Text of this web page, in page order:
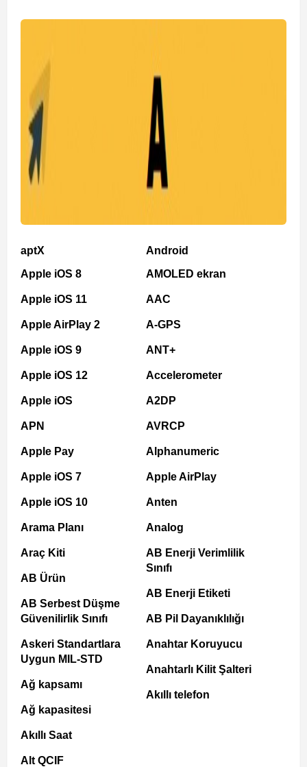
aptX
Apple iOS 8
Apple iOS 11
Apple AirPlay 2
Apple iOS 9
Apple iOS 12
Apple iOS
APN
Apple Pay
Apple iOS 7
Apple iOS 10
Arama Planı
Araç Kiti
AB Ürün
AB Serbest Düşme
Güvenilirlik Sınıfı
Askeri Standartlara
Uygun MIL-STD
Ağ kapsamı
Ağ kapasitesi
Akıllı Saat
Alt QCIF
Android
AMOLED ekran
AAC
A-GPS
ANT+
Accelerometer
A2DP
AVRCP
Alphanumeric
Apple AirPlay
Anten
Analog
AB Enerji Verimlilik
Sınıfı
AB Enerji Etiketi
AB Pil Dayanıklılığı
Anahtar Koruyucu
Anahtarlı Kilit Şalteri
Akıllı telefon